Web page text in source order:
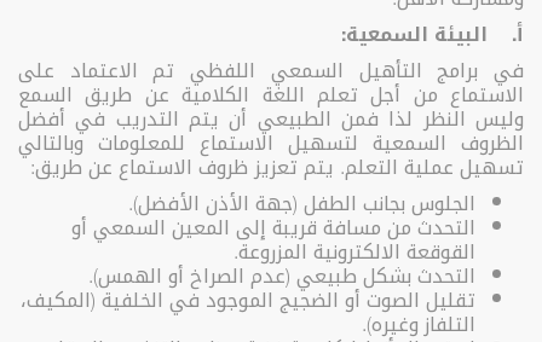
أ‌. البيئة السمعية:
في برامج التأهيل السمعي اللفظي تم الاعتماد على
الاستماع من أجل تعلم اللغة الكلامية عن طريق السمع
وليس النظر لذا فمن الطبيعي أن يتم التدريب في أفضل
الظروف السمعية لتسهيل الاستماع للمعلومات وبالتالي
تسهيل عملية التعلم. يتم تعزيز ظروف الاستماع عن طريق:
الجلوس بجانب الطفل (جهة الأذن الأفضل).
التحدث من مسافة قريبة إلى المعين السمعي أو
القوقعة الالكترونية المزروعة.
التحدث بشكل طبيعي (عدم الصراخ أو الهمس).
تقليل الصوت أو الضجيج الموجود في الخلفية (المكيف،
التلفاز وغيره).